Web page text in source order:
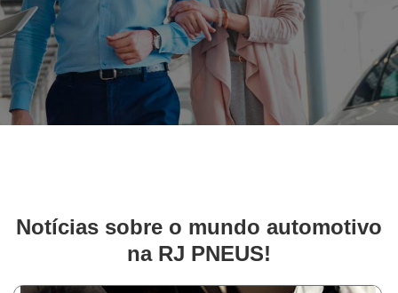
Notícias sobre o mundo automotivo
na RJ PNEUS!